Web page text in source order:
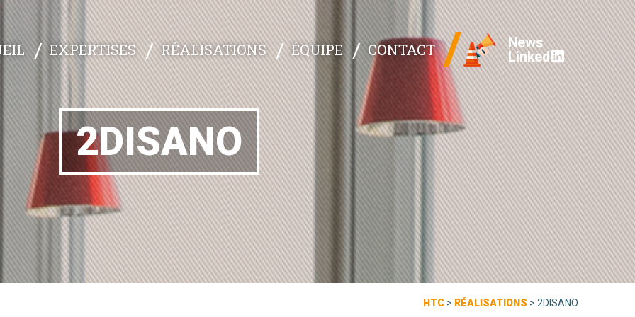
EXPERTISES RÉALISATIONS ÉQUIPE CONTACT
News
Linked
2DISANO
HTC > RÉALISATIONS > 2DISANO